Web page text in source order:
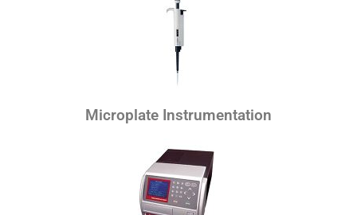
Microplate Instrumentation